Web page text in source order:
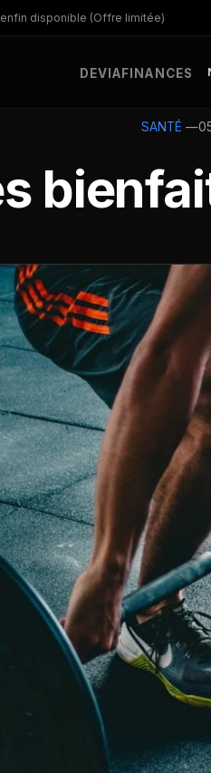
disponible (Offre limitée)
DEVIAFINANCES
SANTÉ —